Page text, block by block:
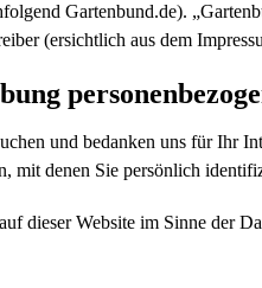
Gartenbund.de).
(ersichtlich aus dem
und bedanken uns für Ihr
mit denen Sie persönlich
dieser Website im Sinne der